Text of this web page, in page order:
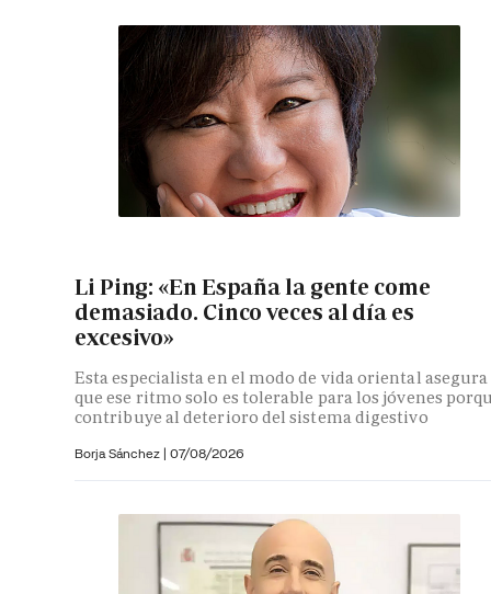
Li Ping: «En España la gente come
demasiado. Cinco veces al día es
excesivo»
Esta especialista en el modo de vida oriental asegura
que ese ritmo solo es tolerable para los jóvenes
contribuye al deterioro del sistema digestivo
Borja Sánchez | 07/08/2026